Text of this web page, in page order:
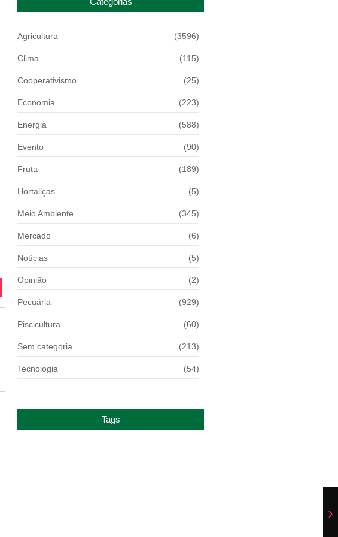
Agricultura (3596)
Clima (115)
Cooperativismo (25)
Economia (223)
Energia (588)
Evento (90)
Fruta (189)
Hortaliças (5)
Meio Ambiente (345)
Mercado (6)
Notícias (5)
Opinião (2)
Pecuária (929)
Piscicultura (60)
Sem categoria (213)
Tecnologia (54)
Tags